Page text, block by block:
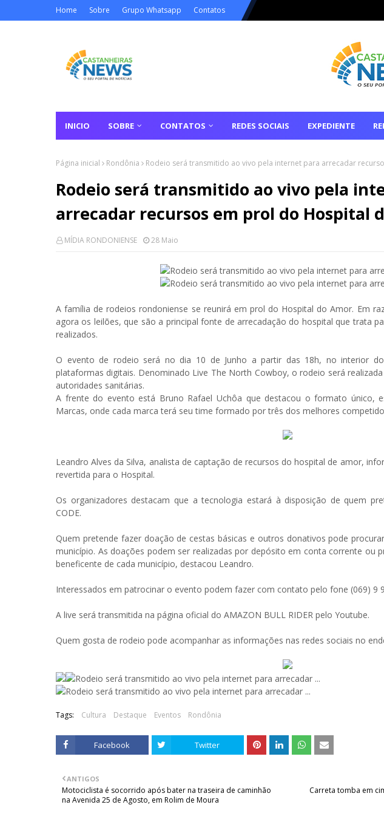
Home Sobre Grupo Whatsapp Contatos
INICIO SOBRE CONTATOS REDES SOCIAIS EXPEDIENTE
Página inicial Rondônia Rodeio será transmitido ao vivo pela internet para arrecadar
Rodeio será transmitido ao vivo pela
arrecadar recursos em prol do Hospital
MÍDIA RONDONIENSE 28 Maio
A família de rodeios rondoniense se reunirá em prol do Hospital do Amor. Em
agora os leilões, que são a principal fonte de arrecadação do hospital que trata
realizados.
O evento de rodeio será no dia 10 de Junho a partir das 18h, no interior
plataformas digitais. Denominado Live The North Cowboy, o rodeio será
autoridades sanitárias.
A frente do evento está Bruno Rafael Uchôa que destacou o formato único,
Marcas, onde cada marca terá seu time formado por três dos melhores
Leandro Alves da Silva, analista de captação de recursos do hospital de amor,
revertida para o Hospital.
Os organizadores destacam que a tecnologia estará à disposição de quem
CODE.
Quem pretende fazer doação de cestas básicas e outros donativos pode
município. As doações podem ser realizadas por depósito em conta corrente ou
beneficente de cada município, destacou Leandro.
Interessados em patrocinar o evento podem fazer com contato pelo fone (069) 9
A live será transmitida na página oficial do AMAZON BULL RIDER pelo Youtube.
Quem gosta de rodeio pode acompanhar as informações nas redes sociais no
Tags: Cultura Destaque Eventos Rondônia
Facebook Twitter
Carreta tomba em
ANTIGOS
Motociclista é socorrido após bater na traseira de caminhão
na Avenida 25 de Agosto, em Rolim de Moura